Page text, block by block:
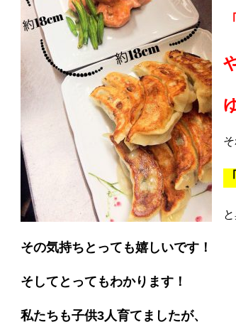
その気持ちとっても嬉しいです！
そしてとってもわかります！
私たちも子供3人育てましたが、